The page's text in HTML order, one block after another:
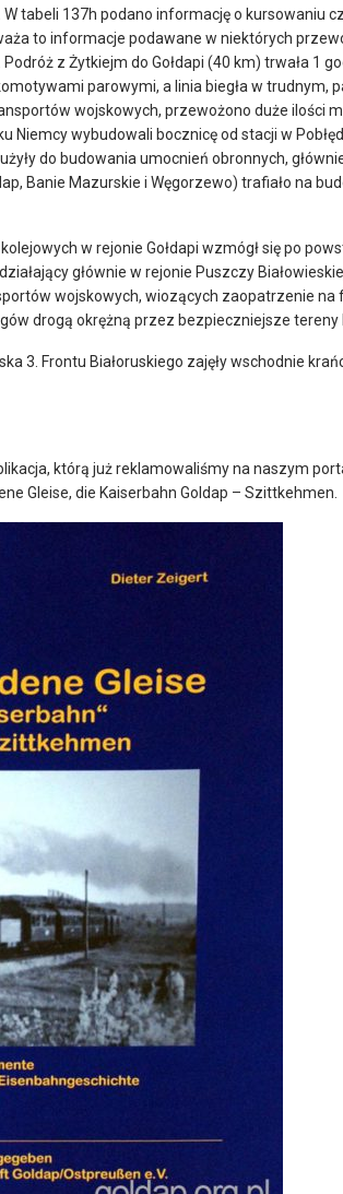
tabeli 137h podano informację o kursowaniu
to informacje podawane w niektórych
z Żytkiejm do Gołdapi (40 km) trwała 1
parowymi, a linia biegła w trudnym,
wojskowych, przewożono duże ilości
Niemcy wybudowali bocznicę od stacji w
do budowania umocnień obronnych,
Banie Mazurskie i Węgorzewo) trafiało na
w rejonie Gołdapi wzmógł się po
głównie w rejonie Puszczy
wojskowych, wiozących zaopatrzenie na
drogą okrężną przez bezpieczniejsze tereny
3. Frontu Białoruskiego zajęły wschodnie
którą już reklamowaliśmy na naszym
Gleise, die Kaiserbahn Goldap – Szittkehmen.